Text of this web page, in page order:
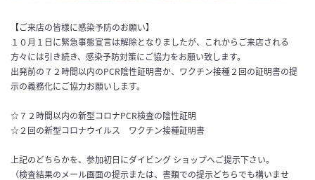
【ご来店の皆様に感染予防のお願い】
１０月１日に緊急事態宣言は解除となりましたが、これからご来店される
方々には引き続き、感染予防対策にご協力をお願い致します。
出発前の７２時間以内のPCR陰性証明書か、ワクチン接種２回の証明書の提
示の義務化にご協力お願いします。
☆７２時間以内の新型コロナPCR検査の陰性証明
☆２回の新型コロナウイルス ワクチン接種証明書
上記のどちらかを、参加初日にダイビング ショップへご提示下さい。
（検査結果のメール画面の提示または、書類での提示どちらでも構いませ